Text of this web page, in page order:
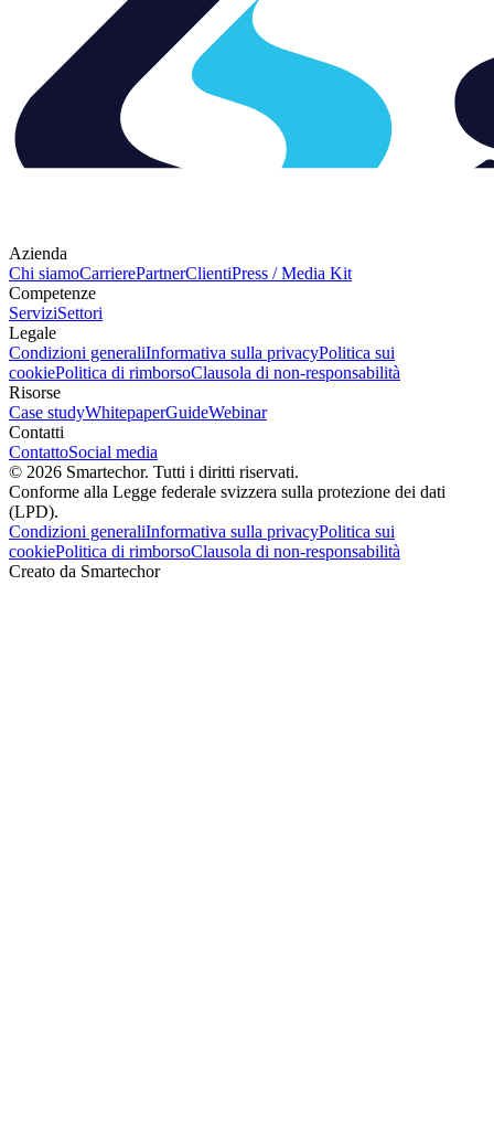
Azienda
Chi siamoCarrierePartnerClientiPress / Media Kit
Competenze
ServiziSettori
Legale
Condizioni generaliInformativa sulla privacyPolitica sui
cookiePolitica di rimborsoClausola di non‑responsabilità
Risorse
Case studyWhitepaperGuideWebinar
Contatti
ContattoSocial media
© 2026 Smartechor. Tutti i diritti riservati.
Conforme alla Legge federale svizzera sulla protezione dei dati
(LPD).
Condizioni generaliInformativa sulla privacyPolitica sui
cookiePolitica di rimborsoClausola di non‑responsabilità
Creato da Smartechor